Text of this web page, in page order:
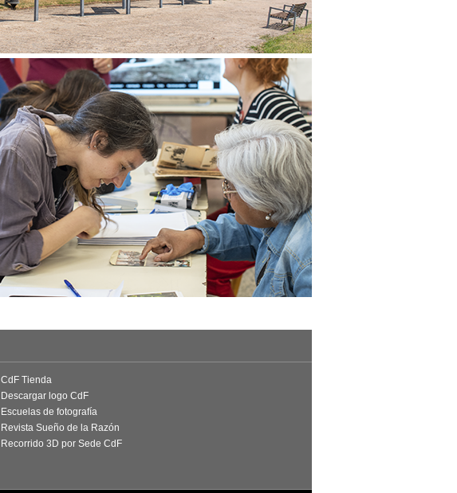
CdF Tienda
Descargar logo CdF
Escuelas de fotografía
Revista Sueño de la Razón
Recorrido 3D por Sede CdF